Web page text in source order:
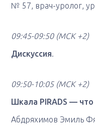
№ 57, врач-уролог,
09:45-09:50 (МСК +2)
Дискуссия.
09:50-10:05 (МСК +2)
Шкала PIRADS — что
Абдряхимов Эмиль